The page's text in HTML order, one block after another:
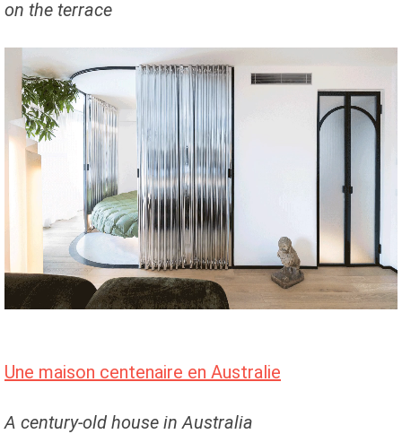
on the terrace
Une maison centenaire en Australie
A century-old house in Australia